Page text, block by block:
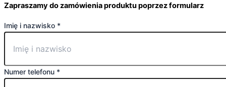
Zapraszamy do zamówienia produktu poprzez formularz
e-
Imię i nazwisko *
Numer telefonu *